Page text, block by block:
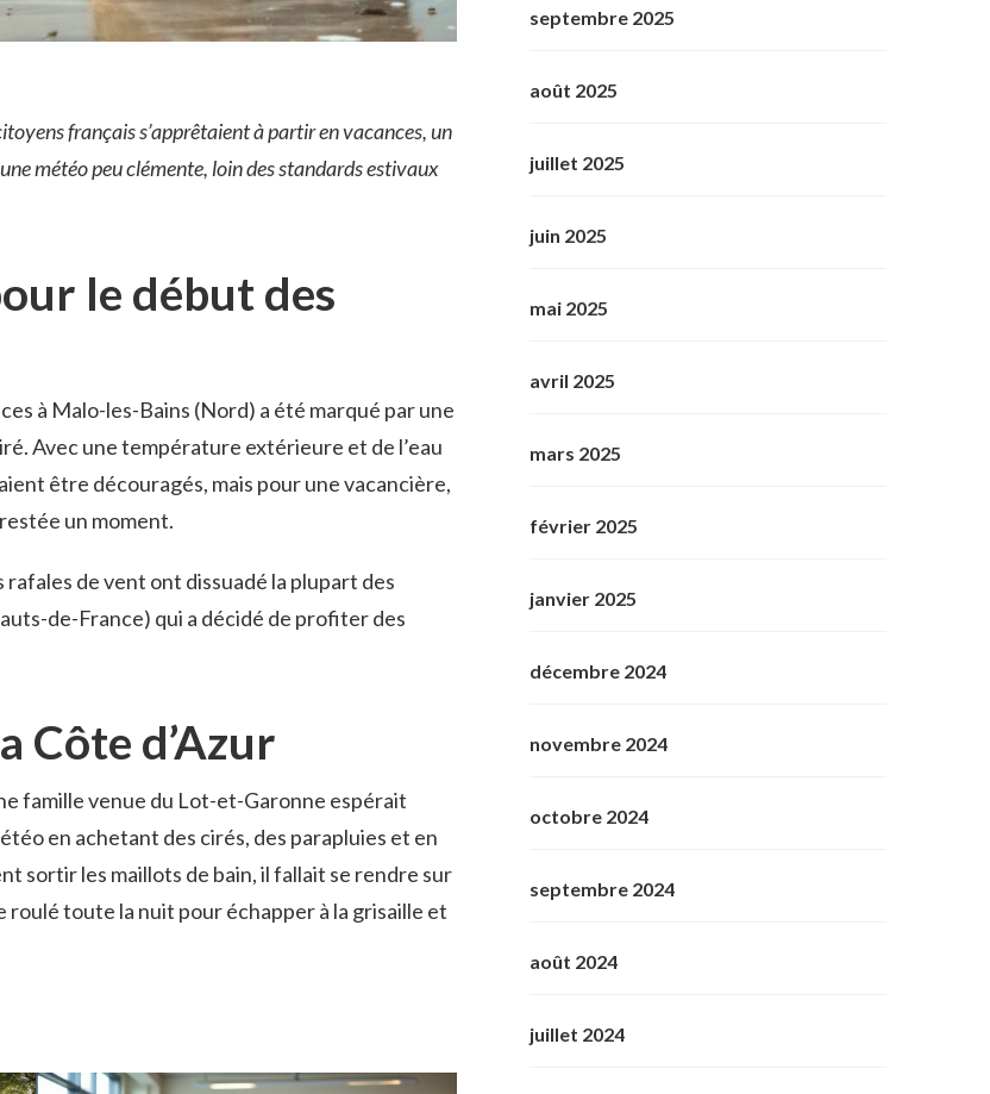
français s’apprêtaient à partir en vacances, un
météo peu clémente, loin des standards estivaux
le début des
à Malo-les-Bains (Nord) a été marqué par une
Avec une température extérieure et de l’eau
être découragés, mais pour une vacancière,
un moment.
de vent ont dissuadé la plupart des
de-France) qui a décidé de profiter des
Côte d’Azur
famille venue du Lot-et-Garonne espérait
en achetant des cirés, des parapluies et en
sortir les maillots de bain, il fallait se rendre sur
roulé toute la nuit pour échapper à la grisaille et
septembre 2025
août 2025
juillet 2025
juin 2025
mai 2025
avril 2025
mars 2025
février 2025
janvier 2025
décembre 2024
novembre 2024
octobre 2024
septembre 2024
août 2024
juillet 2024